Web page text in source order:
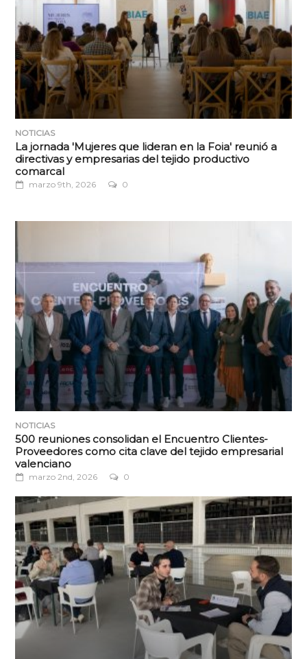
NOTICIAS
La jornada 'Mujeres que lideran en la Foia' reunió a
directivas y empresarias del tejido productivo
comarcal
marzo 9th, 2026 0
NOTICIAS
500 reuniones consolidan el Encuentro Clientes-
Proveedores como cita clave del tejido empresarial
valenciano
marzo 2nd, 2026 0